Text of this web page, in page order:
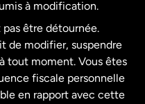
à modification.
être détournée.
de modifier, suspendre
tout moment. Vous êtes
fiscale personnelle
en rapport avec cette